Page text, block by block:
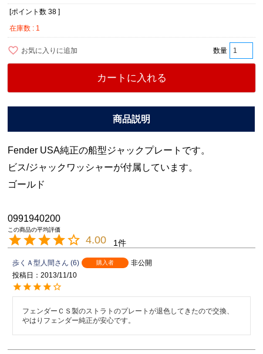
[ポイント数 38 ]
在庫数
1
お気に入りに追加
カートに入れる
Fender USA純正の船型ジャックプレートです。
ビス/ジャックワッシャーが付属しています。
ゴールド
0991940200
4.00 1
歩くＡ型人間 6 購入者
非公開
投稿日
2013/11/10
フェンダーＣＳ製のストラトのプレートが退色してきたので交換、
やはりフェンダー純正が安心です。